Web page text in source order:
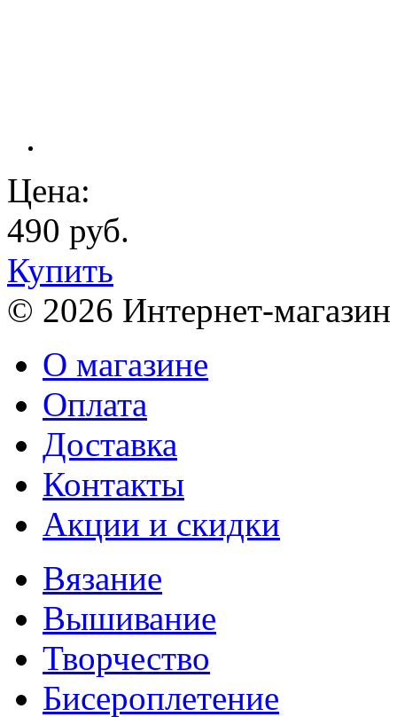
Цена:
490 руб.
Купить
© 2026 Интернет-
О магазине
Оплата
Доставка
Контакты
Акции и скидки
Вязание
Вышивание
Творчество
Бисероплетение